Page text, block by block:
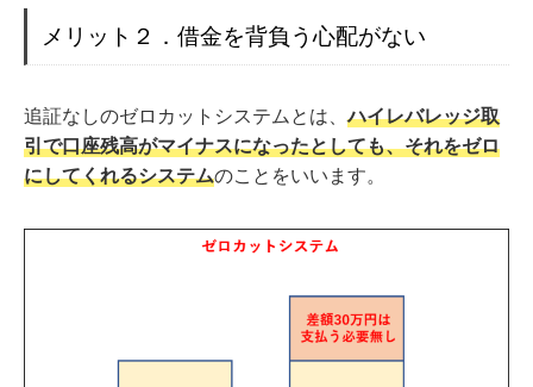
メリット２．借金を背負う心配がない
追証なしのゼロカットシステムとは、ハイレバレッジ取
引で口座残高がマイナスになったとしても、それをゼロ
にしてくれるシステムのことをいいます。